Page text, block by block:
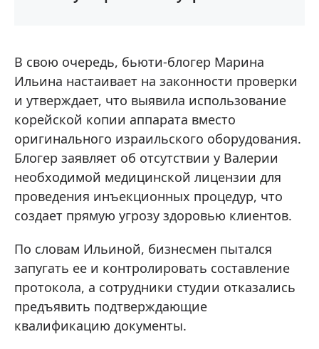
В свою очередь, бьюти-блогер Марина
Ильина настаивает на законности проверки
и утверждает, что выявила использование
корейской копии аппарата вместо
оригинального израильского оборудования.
Блогер заявляет об отсутствии у Валерии
необходимой медицинской лицензии для
проведения инъекционных процедур, что
создает прямую угрозу здоровью клиентов.
По словам Ильиной, бизнесмен пытался
запугать ее и контролировать составление
протокола, а сотрудники студии отказались
предъявить подтверждающие
квалификацию документы.